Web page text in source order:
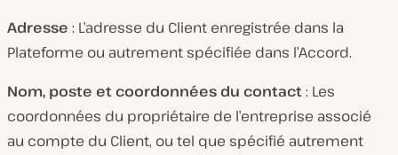
Adresse : L’adresse du Client enregistrée dans la
Plateforme ou autrement spécifiée dans l’Accord.
Nom, poste et coordonnées du contact: Les
coordonnées du propriétaire de l’entreprise associé
au compte du Client, ou tel que spécifié autrement